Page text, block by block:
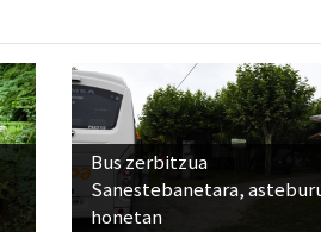
Bus zerbitzua
Sanestebanetara,
honetan